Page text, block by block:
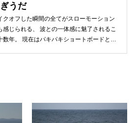
うだ
クオフした瞬間の全てがスローモーション
感じられる、 波との一体感に魅了されるこ
数年。 現在はパキパキショートボードとは
りやアウトドア、愛猫との日常などもご紹
きればと思います！ どうぞよろしくお願い